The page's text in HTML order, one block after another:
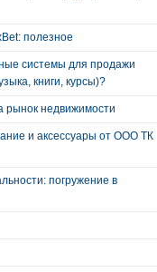
полезное
системы для продажи
книги, курсы)?
рынок недвижимости
и аксессуары от ООО ТК
погружение в